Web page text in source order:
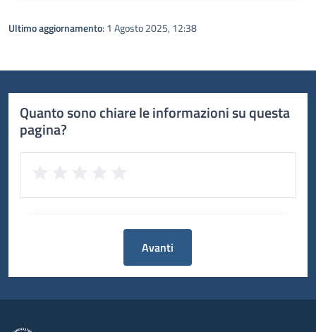
Ultimo aggiornamento: 1 Agosto 2025, 12:38
Quanto sono chiare le informazioni su questa
pagina?
Avanti